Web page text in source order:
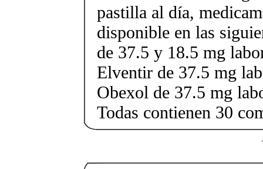
pastilla al día,
disponible en las
de 37.5 y 18.5 mg
Elventir de 37.5 mg
Obexol de 37.5 mg
Todas contienen 30